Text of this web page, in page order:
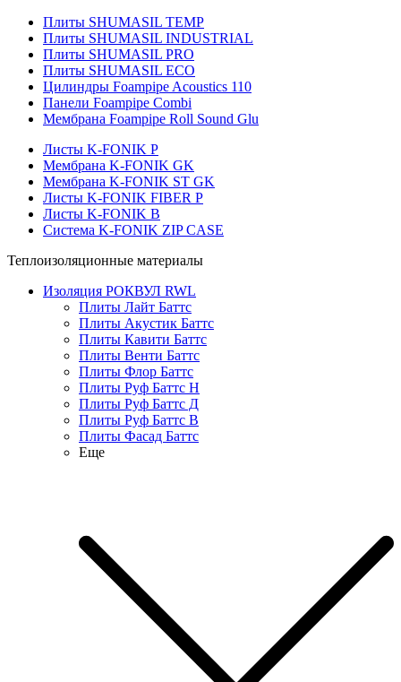
Плиты SHUMASIL TEMP
Плиты SHUMASIL INDUSTRIAL
Плиты SHUMASIL PRO
Плиты SHUMASIL ECO
Цилиндры Foampipe Acoustics 110
Панели Foampipe Combi
Мембрана Foampipe Roll Sound Glu
Листы K-FONIK P
Мембрана K-FONIK GK
Мембрана K-FONIK ST GK
Листы K-FONIK FIBER P
Листы K-FONIK B
Система K-FONIK ZIP CASE
Теплоизоляционные материалы
Изоляция РОКВУЛ RWL
Плиты Лайт Баттс
Плиты Акустик Баттс
Плиты Кавити Баттс
Плиты Венти Баттс
Плиты Флор Баттс
Плиты Руф Баттс Н
Плиты Руф Баттс Д
Плиты Руф Баттс В
Плиты Фасад Баттс
Еще